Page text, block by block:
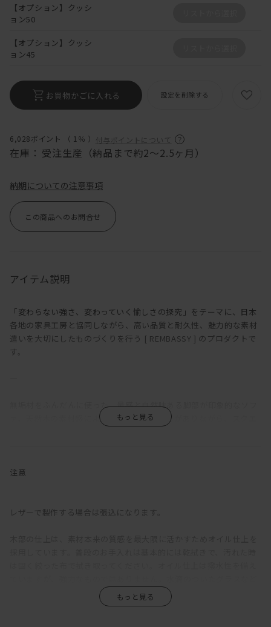
6,028ポイント （ 1％ ） 付与ポイントについて
在庫： 受注生産（納品まで約2〜2.5ヶ月）
【オプション】クッシ
ョン50
【オプション】クッシ
ョン45
お買物かごに入れる 設定を削除する
納期についての注意事項
この商品へのお問合せ
アイテム説明
「変わらない強さ、変わっていく愉しさの探究」をテーマに、日本
各地の家具工房と協同しながら、高い品質と耐久性、魅力的な素材
遣いを大切にしたものづくりを行う [ REMBASSY ] のプロダクトで
す。
無垢材をふんだんに使った、量感と自然味ある脚部が印象的なソフ
ァ。天然木の素材感によるナチュラルな感じがありながら、スクエ
KOMORIの座面奥行は720mmととても深い。そのため、サポートク
ているような感覚で、様々な体勢でくつろぐことができる。そして
と腰を支えてくれる感覚がある。硬めでありつつ程よい柔かさもあ
るので、サポートクッション無しでも問題ない。座クッションも同
注意
レザーで製作する場合は張込になります。
を直置きして放置すると、輪染みになってしまう場合があります。
そのため食卓では、コースターやプレイスマットのご使用をおすす